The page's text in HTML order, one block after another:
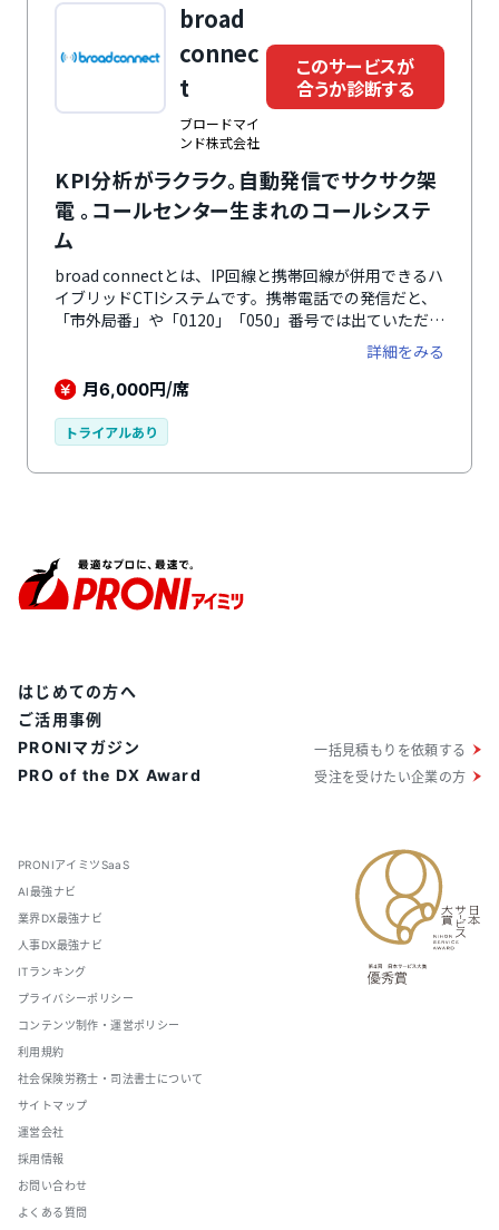
broad
connec
t
ブロードマイ
ンド株式会社
このサービスが
合うか診断する
KPI分析がラクラク。自動発信でサクサク架
電 。コールセンター生まれのコールシステ
ム
broad connectとは、IP回線と携帯回線が併用できるハ
イブリッドCTIシステムです。携帯電話での発信だと、
「市外局番」や「0120」「050」番号では出ていただけ
ない顧客に対してもアプローチしやすく、IP電話単独に
よるテレアポで課題となる「つながり率」の約10％向
上が期待できます。携帯回線では、かけ放題プランを利
べ、音声品質も高いため顧客満足度の向上にも寄与しま
す。加えて、導入後の充実したカスタマーサクセスも特
徴。業務立ち上げ～アフターフォローまで、各業界のテ
broad connectがたどり着いた「テレアポの極み。」を
体感できます。
詳細をみる
月6,000円/席
トライアルあり
PRONIアイミツSaaS
AI最強ナビ
業界DX最強ナビ
人事DX最強ナビ
ITランキング
プライバシーポリシー
コンテンツ制作・運営ポリシー
利用規約
社会保険労務士・司法書士について
サイトマップ
運営会社
採用情報
お問い合わせ
よくある質問
はじめての方へ
ご活用事例
PRONIマガジン
PRO of the DX Award
一括見積もりを依頼する
受注を受けたい企業の方